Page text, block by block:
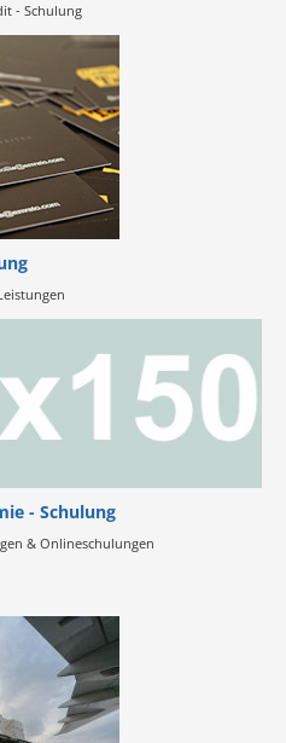
- Schulung
- Schulung
& Onlineschulungen